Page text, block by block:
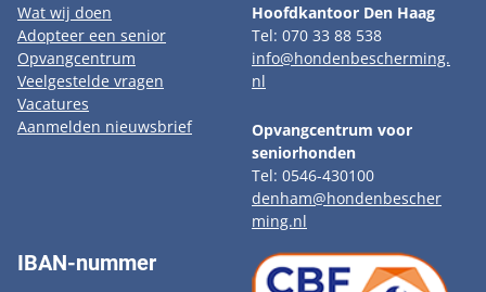
Wat wij doen
Adopteer een senior
Opvangcentrum
Veelgestelde vragen
Vacatures
Aanmelden nieuwsbrief
Hoofdkantoor Den Haag
Tel: 070 33 88 538
info@hondenbescherming.
nl
Opvangcentrum voor
seniorhonden
Tel: 0546-430100
denham@hondenbescher
ming.nl
IBAN-nummer